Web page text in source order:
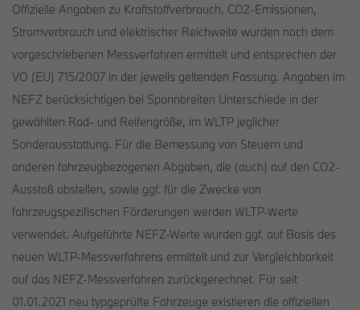
Offizielle Angaben zu Kraftstoffverbrauch, CO2-Emissionen,
Stromverbrauch und elektrischer Reichweite wurden nach dem
vorgeschriebenen Messverfahren ermittelt und entsprechen der
VO (EU) 715/2007 in der jeweils geltenden Fassung. Angaben im
NEFZ berücksichtigen bei Spannbreiten Unterschiede in der
gewählten Rad- und Reifengröße, im WLTP jeglicher
Sonderausstattung. Für die Bemessung von Steuern und
anderen fahrzeugbezogenen Abgaben, die (auch) auf den CO2-
Ausstoß abstellen, sowie ggf. für die Zwecke von
fahrzeugspezifischen Förderungen werden WLTP-Werte
verwendet. Aufgeführte NEFZ-Werte wurden ggf. auf Basis des
neuen WLTP-Messverfahrens ermittelt und zur Vergleichbarkeit
auf das NEFZ-Messverfahren zurückgerechnet. Für seit
01.01.2021 neu typgeprüfte Fahrzeuge existieren die offiziellen